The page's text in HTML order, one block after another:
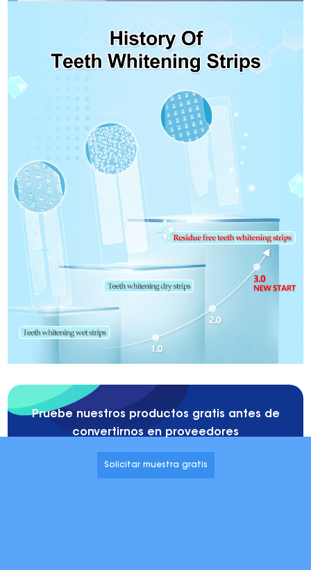
Pruebe nuestros productos gratis antes de
convertirnos en proveedores
Solicitar muestra gratis